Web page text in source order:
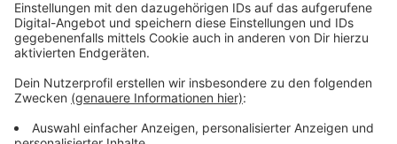
Blankenheimerdorf über Kall-Sistig und Hellenthal-
Reifferscheid bis nach Dahlem. Ein 25 Kilometer langer
Umweg. In Gegenrichtung geht es von Dahlem über die
Binz bis Schmidtheim.
Die Arbeiten sollen im 24-Stunden-Dauerbetrieb rund
um die Uhr laufen. Dafür aber auch schneller fertig sein